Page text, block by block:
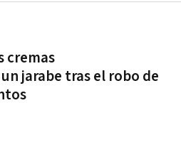
cremas
jarabe tras el robo de